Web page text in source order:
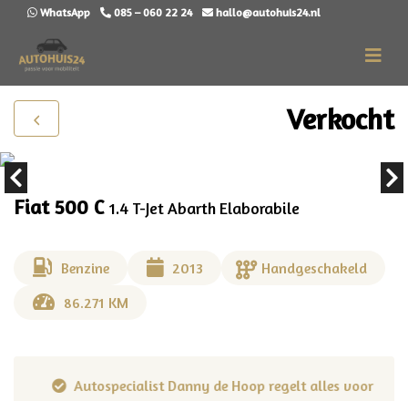
WhatsApp 085 – 060 22 24 hallo@autohuis24.nl
Verkocht
Fiat 500 C 1.4 T-Jet Abarth Elaborabile
Benzine 2013
Handgeschakeld
86.271 KM
Autospecialist Danny de Hoop regelt alles voor je